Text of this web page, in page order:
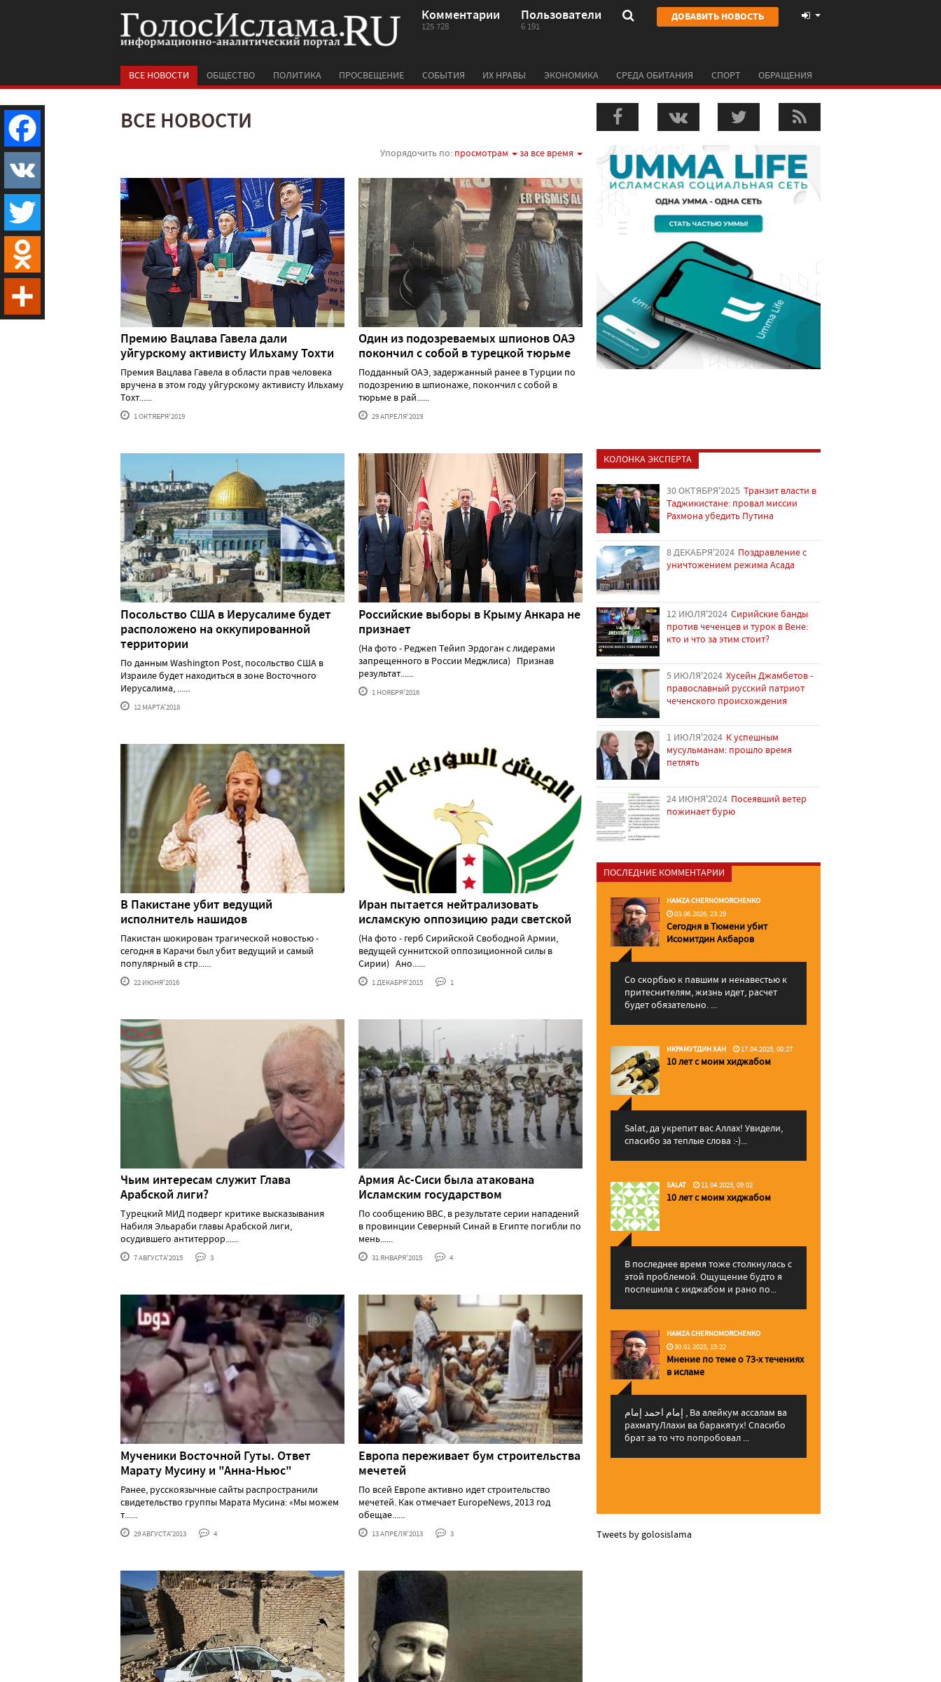
Комментарии
125 728
Пользователи
6 191
ДОБАВИТЬ НОВОСТЬ
ВСЕ НОВОСТИ ОБЩЕСТВО ПОЛИТИКА ПРОСВЕЩЕНИЕ СОБЫТИЯ ИХ НРАВЫ ЭКОНОМИКА СРЕДА ОБИТАНИЯ СПОРТ ОБРАЩЕНИЯ
ВСЕ НОВОСТИ
Упорядочить по: просмотрам за все время
Премию Вацлава Гавела дали
уйгурскому активисту Ильхаму Тохти
Премия Вацлава Гавела в области прав человека
вручена в этом году уйгурскому активисту Ильхаму
Тохт......
1 ОКТЯБРЯ'2019
Один из подозреваемых шпионов ОАЭ
покончил с собой в турецкой тюрьме
Подданный ОАЭ, задержанный ранее в Турции по
подозрению в шпионаже, покончил с собой в
тюрьме в рай......
29 АПРЕЛЯ'2019
Посольство США в Иерусалиме будет
расположено на оккупированной
территории
По данным Washington Post, посольство США в
Израиле будет находиться в зоне Восточного
Иерусалима, ......
12 МАРТА'2018
Российские выборы в Крыму Анкара не
признает
(На фото - Реджеп Тейип Эрдоган с лидерами
запрещенного в России Меджлиса) Признав
результат......
1 НОЯБРЯ'2016
В Пакистане убит ведущий
исполнитель нашидов
Пакистан шокирован трагической новостью -
сегодня в Карачи был убит ведущий и самый
популярный в стр......
22 ИЮНЯ'2016
Иран пытается нейтрализовать
исламскую оппозицию ради светской
(На фото - герб Сирийской Свободной Армии,
ведущей суннитской оппозиционной силы в
Сирии) Ано......
1 ДЕКАБРЯ'2015 1
Чьим интересам служит Глава
Арабской лиги?
Турецкий МИД подверг критике высказывания
Набиля Эльараби главы Арабской лиги,
осудившего антитеррор......
7 АВГУСТА'2015 3
Армия Ас-Сиси была атакована
Исламским государством
По сообщению BBC, в результате серии нападений
в провинции Северный Синай в Египте погибли по
мень......
31 ЯНВАРЯ'2015 4
Мученики Восточной Гуты. Ответ
Марату Мусину и "Анна-Ньюс"
Ранее, русскоязычные сайты распространили
свидетельство группы Марата Мусина: «Мы можем
т......
29 АВГУСТА'2013 4
Европа переживает бум строительства
мечетей
По всей Европе активно идет строительство
мечетей. Как отмечает EuropeNews, 2013 год
обещае......
13 АПРЕЛЯ'2013 3
КОЛОНКА ЭКСПЕРТА
30 ОКТЯБРЯ'2025 Транзит власти в
Таджикистане: провал миссии
Рахмона убедить Путина
8 ДЕКАБРЯ'2024 Поздравление с
уничтожением режима Асада
12 ИЮЛЯ'2024 Сирийские банды
против чеченцев и турок в Вене:
кто и что за этим стоит?
5 ИЮЛЯ'2024 Хусейн Джамбетов -
православный русский патриот
чеченского происхождения
1 ИЮЛЯ'2024 К успешным
мусульманам: прошло время
петлять
24 ИЮНЯ'2024 Посеявший ветер
пожинает бурю
ПОСЛЕДНИЕ КОММЕНТАРИИ
HAMZA CHERNOMORCHENKO
03.06.2026, 23:29
Сегодня в Тюмени убит
Исомитдин Акбаров
Со скорбью к павшим и ненавестью к
притеснителям, жизнь идет, расчет
будет обязательно. ...
ИКРАМУТДИН ХАН 17.04.2025, 00:27
10 лет с моим хиджабом
Salat, да укрепит вас Аллаx! Увидели,
спасибо за теплые слова :-)...
SALAT 11.04.2025, 09:02
10 лет с моим хиджабом
В последнее время тоже столкнулась с
этой проблемой. Ощущение будто я
поспешила с хиджабом и рано по...
HAMZA CHERNOMORCHENKO
30.01.2025, 15:22
Мнение по теме о 73-х течениях
в исламе
إمام احمد إمام , Ва алейкум ассалам ва
рахматуЛлахи ва баракятух! Спасибо
брат за то что попробовал ...
Tweets by golosislama
Facebook
VK
Twitter
Odnoklassniki